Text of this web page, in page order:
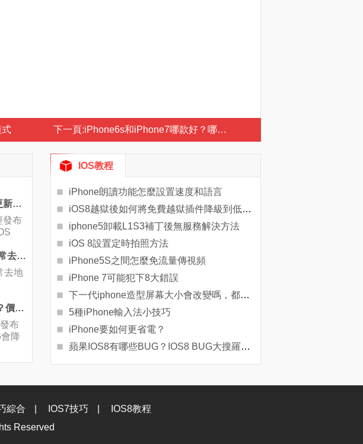
式 下一頁:iPhone6s和iPhone7哪款好？哪款更劃算？
iOS9.3.2更新了什麼？更新內容介紹
發布
iPhone7/Plus怎麼關閉常去地點?
去地
蘋果7發布6會降價多少？價格公布
布
降
IOS教程
iPhone朗讀功能怎麼設置速度和語言
iOS8越獄後如何將免費越獄插件降級到低版本
iphone5卸載L1S3補丁後無服務解決方法
iOS 8設置定時拍照方法
iPhone5S之間怎麼免流量傳視頻
iPhone 7可能犯下8大錯誤
下一代iphone造型屏幕大小會改變嗎，都來聊聊。
5種iPhone輸入法小技巧
iPhone要如何更省電？
蘋果IOS8有哪些BUG？IOS8 BUG大搜羅！[圖]
綜合 IOS7技巧
IOS8教程
Reserved